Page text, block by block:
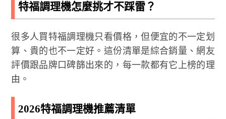
特福調理機怎麼挑才不踩雷？
很多人買特福調理機只看價格，但便宜的不一定划
算、貴的也不一定好。這份清單是綜合銷量、網友
評價跟品牌口碑篩出來的，每一款都有它上榜的理
由。
2026特福調理機推薦清單